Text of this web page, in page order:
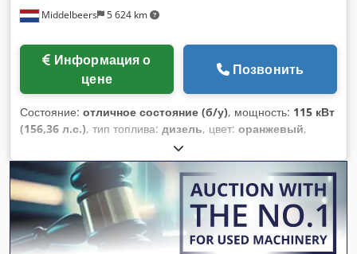
Middelbeers 5 624 km
цене
Позвонить
Состояние: отличное состояние (б/у), мощность: 115 кВт
(156,36 л.с.), тип топлива: дизель, цвет: оранжевый,
07/2013, Год выпуска:
моточасы:15 109 h, Общая информация Год выпуска: 2012
Серийный номер: DCH210R5NCEAH2500 Техническая
информация Количество цилиндров: 4 Собственный вес: 22
600 кг Функционально Рабочая ширина: 300 см Сертификат
CE: да Состояние Техническое состояние: очень хорошее
Внешнее состояние: очень хорошее Djdpfey En Ndex